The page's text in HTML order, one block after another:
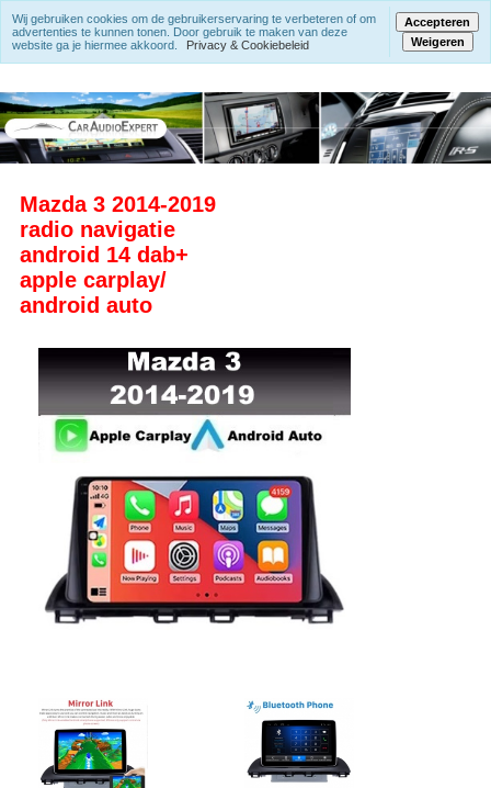
Mazda 3 2014-2019
radio navigatie
android 14 dab+
apple carplay/
android auto
Wij gebruiken cookies om de gebruikerservaring te verbeteren of om
advertenties te kunnen tonen. Door gebruik te maken van deze
website ga je hiermee akkoord.
Privacy & Cookiebeleid
Accepteren
Weigeren